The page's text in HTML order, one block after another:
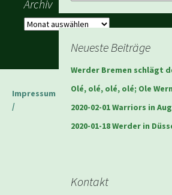
Neueste Beiträge
Werder Bremen schlägt
Olé, olé, olé, olé; Ole
2020-02-01 Warriors in
2020-01-18 Werder in
Kontakt
Archiv
Archiv
Impressum
/